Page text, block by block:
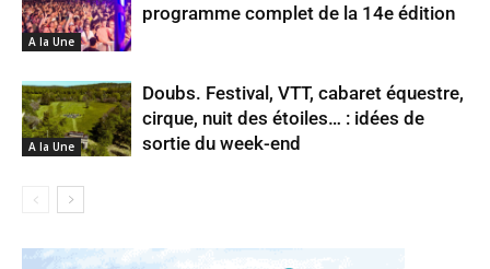
A la Une
programme complet de la 14e édition
A la Une
Doubs. Festival, VTT, cabaret équestre,
cirque, nuit des étoiles… : idées de
sortie du week-end